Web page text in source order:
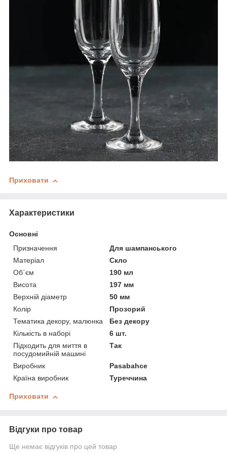
Приховати
Характеристики
Основні
Призначення
Для шампанського
Матеріал
Скло
Об`єм
190 мл
Висота
197 мм
Верхній діаметр
50 мм
Колір
Прозорий
Тематика декору, малюнка
Без декору
Кількість в наборі
6 шт.
Підходить для миття в
посудомийній машині
Так
Виробник
Pasabahce
Країна виробник
Туреччина
Приховати
Відгуки про товар
Ще немає відгуків про цей товар